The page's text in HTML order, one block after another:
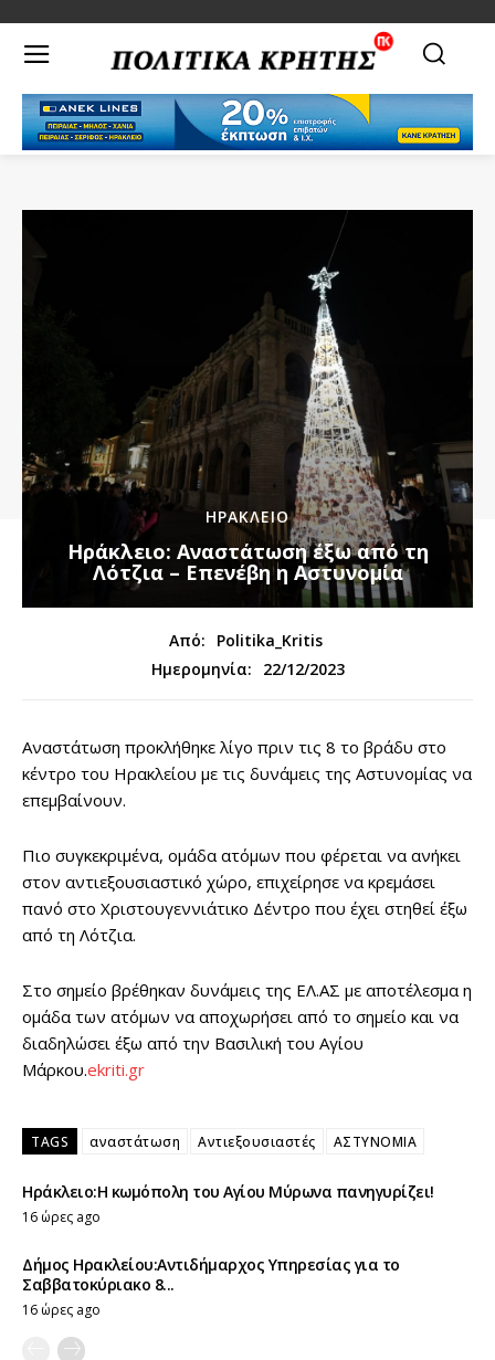
ΗΡΑΚΛΕΙΟ
Ηράκλειο: Αναστάτωση έξω από τη
Λότζια – Επενέβη η Αστυνομία
Από:
Politika_Kritis
Ημερομηνία:
22/12/2023
Αναστάτωση προκλήθηκε λίγο πριν τις 8 το βράδυ στο
κέντρο του Ηρακλείου με τις δυνάμεις της Αστυνομίας να
επεμβαίνουν.
Πιο συγκεκριμένα, ομάδα ατόμων που φέρεται να ανήκει
στον αντιεξουσιαστικό χώρο, επιχείρησε να κρεμάσει
πανό στο Χριστουγεννιάτικο Δέντρο που έχει στηθεί έξω
από τη Λότζια.
Στο σημείο βρέθηκαν δυνάμεις της ΕΛ.ΑΣ με αποτέλεσμα η
ομάδα των ατόμων να αποχωρήσει από το σημείο και να
διαδηλώσει έξω από την Βασιλική του Αγίου
Μάρκου.ekriti.gr
TAGS αναστάτωση Αντιεξουσιαστές ΑΣΤΥΝΟΜΙΑ
Ηράκλειο:Η κωμόπολη του Αγίου Μύρωνα πανηγυρίζει!
16 ώρες ago
Δήμος Ηρακλείου:Αντιδήμαρχος Υπηρεσίας για το
Σαββατοκύριακο 8...
16 ώρες ago